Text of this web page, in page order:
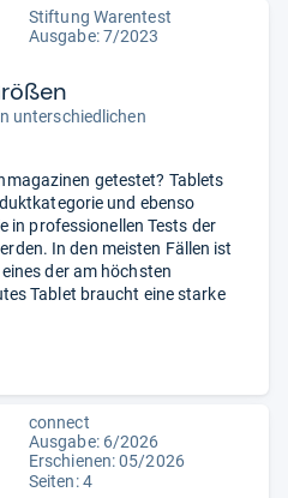
Stiftung Warentest
Ausgabe: 7/2023
unterschiedlichen
getestet? Tablets
und ebenso
in professionellen Tests der
In den meisten Fällen ist
der am höchsten
Tablet braucht eine starke
connect
Ausgabe: 6/2026
Erschienen:05/2026
Seiten: 4